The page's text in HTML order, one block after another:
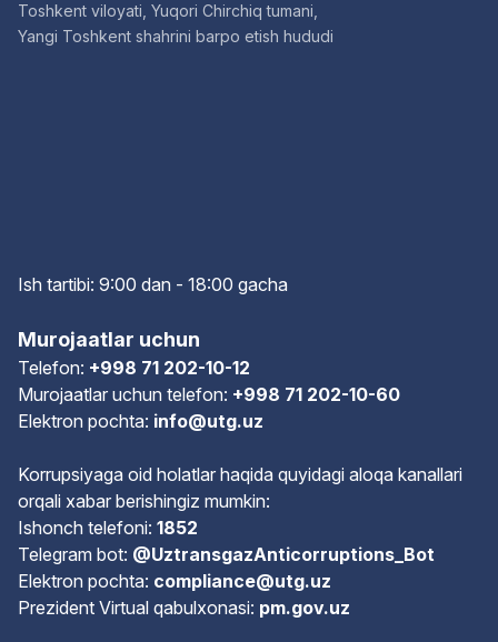
Toshkent viloyati, Yuqori Chirchiq tumani,
Yangi Toshkent shahrini barpo etish hududi
Ish tartibi: 9:00 dan - 18:00 gacha
Murojaatlar uchun
Telefon: +998 71 202-10-12
Murojaatlar uchun telefon: +998 71 202-10-60
Elektron pochta: info@utg.uz
Korrupsiyaga oid holatlar haqida quyidagi aloqa kanallari
orqali xabar berishingiz mumkin:
Ishonch telefoni: 1852
Telegram bot: @UztransgazAnticorruptions_Bot
Elektron pochta: compliance@utg.uz
Prezident Virtual qabulxonasi: pm.gov.uz